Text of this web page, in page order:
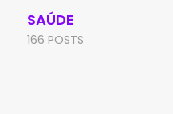
SAÚDE
166 POSTS